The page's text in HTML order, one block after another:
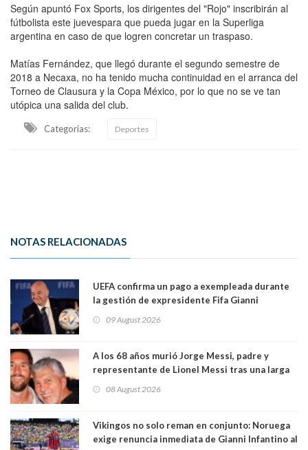
Según apuntó Fox Sports, los dirigentes del "Rojo" inscribirán al
fútbolista este juevespara que pueda jugar en la Superliga
argentina en caso de que logren concretar un traspaso.
Matías Fernández, que llegó durante el segundo semestre de
2018 a Necaxa, no ha tenido mucha continuidad en el arranca del
Torneo de Clausura y la Copa México, por lo que no se ve tan
utópica una salida del club.
Categorias: Deportes
NOTAS RELACIONADAS
UEFA confirma un pago a exempleada durante
la gestión de expresidente Fifa Gianni
relación sentimental
09 August 2026
A los 68 años murió Jorge Messi, padre y
representante de Lionel Messi tras una larga
08 August 2026
Vikingos no solo reman en conjunto: Noruega
exige renuncia inmediata de Gianni Infantino al